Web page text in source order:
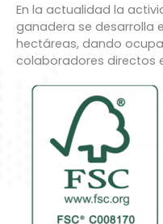
En la actualidad la
ganadera se desarrolla
hectáreas, dando
colaboradores directos